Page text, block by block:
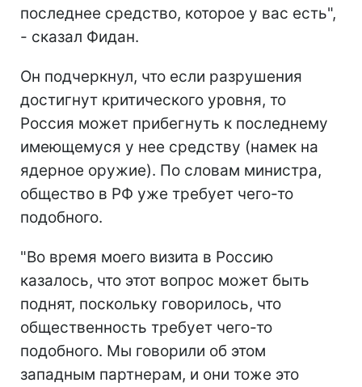
последнее средство, которое у вас есть",
- сказал Фидан.
Он подчеркнул, что если разрушения
достигнут критического уровня, то
Россия может прибегнуть к последнему
имеющемуся у нее средству (намек на
ядерное оружие). По словам министра,
общество в РФ уже требует чего-то
подобного.
"Во время моего визита в Россию
казалось, что этот вопрос может быть
поднят, поскольку говорилось, что
общественность требует чего-то
подобного. Мы говорили об этом
западным партнерам, и они тоже это